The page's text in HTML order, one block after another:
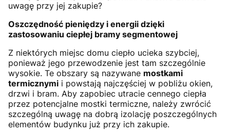
uwagę przy jej zakupie?
Oszczędność pieniędzy i energii dzięki
zastosowaniu ciepłej bramy segmentowej
Z niektórych miejsc domu ciepło ucieka szybciej,
ponieważ jego przewodzenie jest tam szczególnie
wysokie. Te obszary są nazywane mostkami
termicznymi i powstają najczęściej w pobliżu okien,
drzwi i bram. Aby zapobiec utracie cennego ciepła
przez potencjalne mostki termiczne, należy zwrócić
szczególną uwagę na dobrą izolację poszczególnych
elementów budynku już przy ich zakupie.